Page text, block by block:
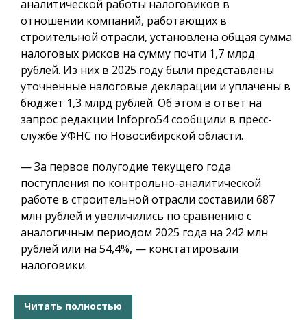
аналитической работы налоговиков в
отношении компаний, работающих в
строительной отрасли, установлена общая сумма
налоговых рисков на сумму почти 1,7 млрд
рублей. Из них в 2025 году были представлены
уточненные налоговые декларации и уплачены в
бюджет 1,3 млрд рублей. Об этом в ответ на
запрос редакции Infopro54 сообщили в пресс-
службе УФНС по Новосибирской области.
— За первое полугодие текущего года
поступления по контрольно-аналитической
работе в строительной отрасли составили 687
млн рублей и увеличились по сравнению с
аналогичным периодом 2025 года на 242 млн
рублей или на 54,4%, — констатировали
налоговики.
Читать полностью